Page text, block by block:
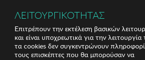
ΛΕΙΤΟΥΡΓΙΚΟΤΗΤΑΣ
Επιτρέπουν την εκτέλεση βασικών
και είναι υποχρεωτικά για την
τα cookies δεν συγκεντρώνουν
τους επισκέπτες που θα μπορούσαν να